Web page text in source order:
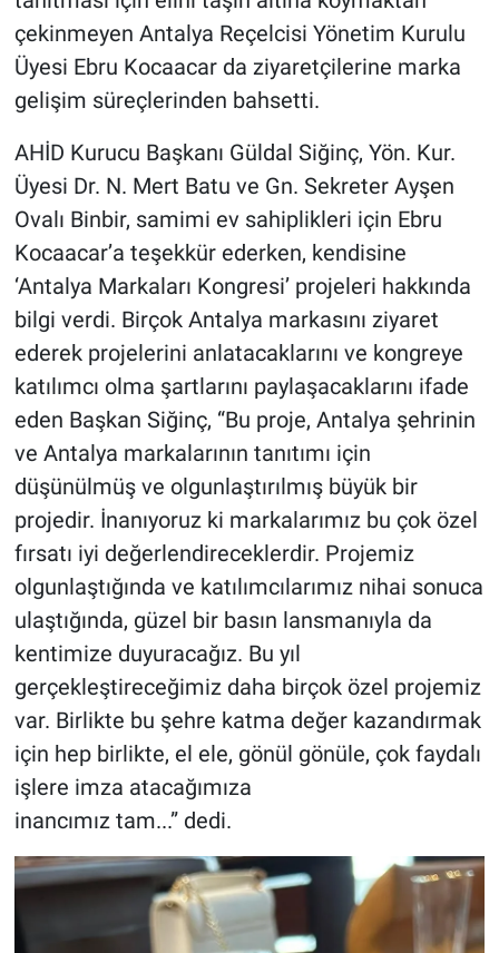
çekinmeyen Antalya Reçelcisi Yönetim Kurulu
Üyesi Ebru Kocaacar da ziyaretçilerine marka
gelişim süreçlerinden bahsetti.
AHİD Kurucu Başkanı Güldal Siğinç, Yön. Kur.
Üyesi Dr. N. Mert Batu ve Gn. Sekreter Ayşen
Ovalı Binbir, samimi ev sahiplikleri için Ebru
Kocaacar’a teşekkür ederken, kendisine
‘Antalya Markaları Kongresi’ projeleri hakkında
bilgi verdi. Birçok Antalya markasını ziyaret
ederek projelerini anlatacaklarını ve kongreye
katılımcı olma şartlarını paylaşacaklarını ifade
eden Başkan Siğinç, “Bu proje, Antalya şehrinin
ve Antalya markalarının tanıtımı için
düşünülmüş ve olgunlaştırılmış büyük bir
projedir. İnanıyoruz ki markalarımız bu çok özel
fırsatı iyi değerlendireceklerdir. Projemiz
olgunlaştığında ve katılımcılarımız nihai sonuca
ulaştığında, güzel bir basın lansmanıyla da
kentimize duyuracağız. Bu yıl
gerçekleştireceğimiz daha birçok özel projemiz
var. Birlikte bu şehre katma değer kazandırmak
için hep birlikte, el ele, gönül gönüle, çok faydalı
işlere imza atacağımıza
inancımız tam...” dedi.